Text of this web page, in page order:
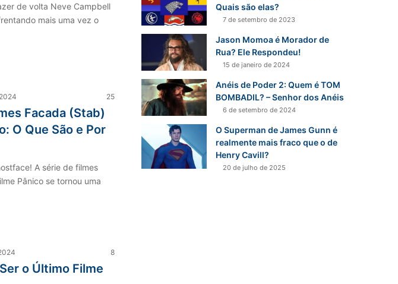
de volta Neve Campbell
mais uma vez o
25
Facada (Stab)
O Que São e Por
A série de filmes
Pânico se tornou uma
8
o Último Filme
p
r
:
Quais são elas?
7 de setembro de 2023
Jason Momoa é Morador de
Rua? Ele Respondeu!
15 de janeiro de 2024
Anéis de Poder 2: Quem é TOM
BOMBADIL? – Senhor dos Anéis
6 de setembro de 2024
O Superman de James Gunn é
realmente mais fraco que o de
Henry Cavill?
20 de julho de 2025